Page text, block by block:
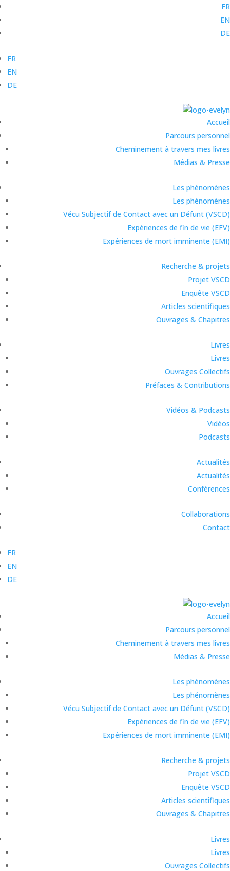
FR
EN
DE
FR
EN
DE
Accueil
Parcours personnel
Cheminement à travers mes livres
Médias & Presse
Les phénomènes
Les phénomènes
Vécu Subjectif de Contact avec un Défunt (VSCD)
Expériences de fin de vie (EFV)
Expériences de mort imminente (EMI)
Recherche & projets
Projet VSCD
Enquête VSCD
Articles scientifiques
Ouvrages & Chapitres
Livres
Livres
Ouvrages Collectifs
Préfaces & Contributions
Vidéos & Podcasts
Vidéos
Podcasts
Actualités
Actualités
Conférences
Collaborations
Contact
FR
EN
DE
Accueil
Parcours personnel
Cheminement à travers mes livres
Médias & Presse
Les phénomènes
Les phénomènes
Vécu Subjectif de Contact avec un Défunt (VSCD)
Expériences de fin de vie (EFV)
Expériences de mort imminente (EMI)
Recherche & projets
Projet VSCD
Enquête VSCD
Articles scientifiques
Ouvrages & Chapitres
Livres
Livres
Ouvrages Collectifs